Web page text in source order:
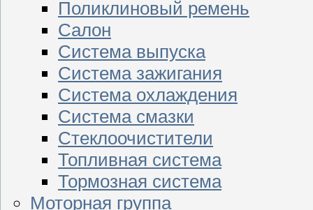
Поликлиновый ремень
Салон
Система выпуска
Система зажигания
Система охлаждения
Система смазки
Стеклоочистители
Топливная система
Тормозная система
Моторная группа